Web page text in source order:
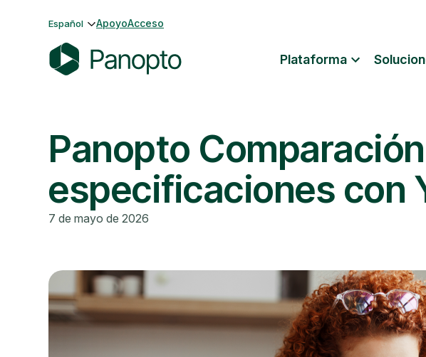
contenido
Español ApoyoAcceso
o
o
Plataforma
Panopto
especificaciones con
7 de mayo de 2026